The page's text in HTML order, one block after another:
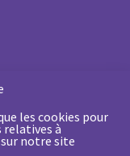
les cookies pour
à
notre site